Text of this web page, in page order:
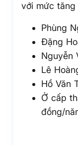
với mức tăng
Phùng
Đặng
Nguyễn
Lê
Hồ Văn
Ở cấp
đồng/